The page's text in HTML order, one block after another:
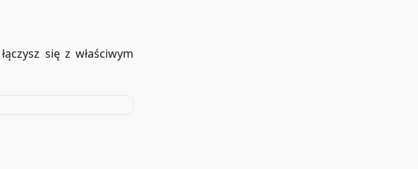
się z właściwym